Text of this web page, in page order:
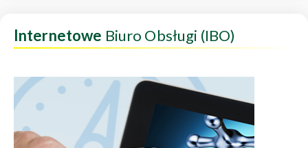
Internetowe Biuro Obsługi (IBO)